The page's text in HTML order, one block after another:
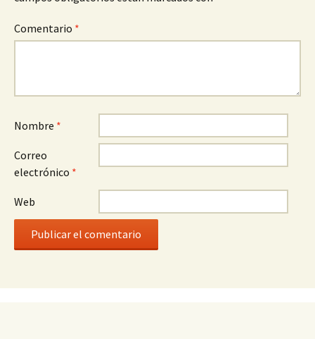
Comentario *
Nombre *
Correo
electrónico *
Web